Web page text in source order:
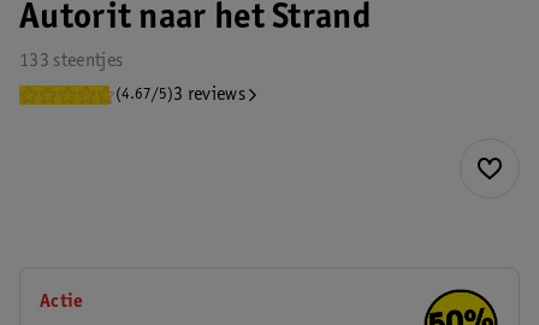
Autorit naar het Strand
133 steentjes
(4.67/5)3 reviews
Actie